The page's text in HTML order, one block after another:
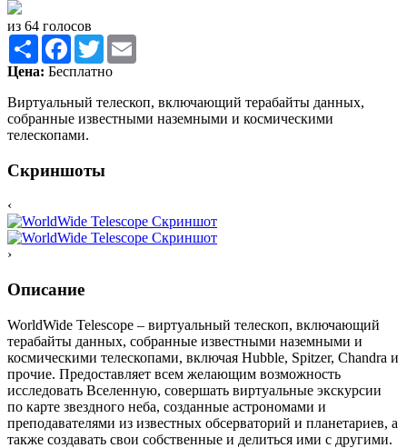
из 64 голосов
Share Facebook
Twitter
Цена: Бесплатно
Виртуальный телескоп, включающий терабайты данных,
собранные известными наземными и космическими
телескопами.
Скриншоты
‹
›
Описание
WorldWide Telescope – виртуальный телескоп, включающий
терабайты данных, собранные известными наземными и
космическими телескопами, включая Hubble, Spitzer, Chandra и
прочие. Предоставляет всем желающим возможность
исследовать Вселенную, совершать виртуальные экскурсии
по карте звездного неба, созданные астрономами и
преподавателями из известных обсерваторий и планетариев, а
также создавать свои собственные и делиться ими с другими.